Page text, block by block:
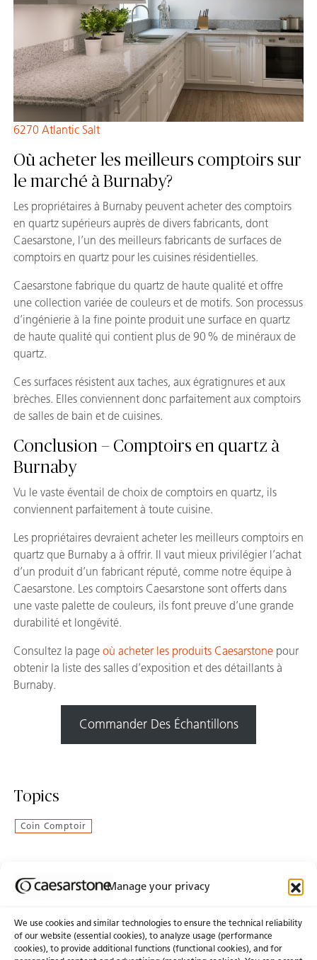
Manage your privacy
We use cookies and similar technologies to ensure the technical reliability
of our website (essential cookies), to analyze usage (performance
cookies), to provide additional functions (functional cookies), and for
6270 Atlantic Salt
Où acheter les meilleurs comptoirs sur
le marché à Burnaby?
Les propriétaires à Burnaby peuvent acheter des comptoirs
en quartz supérieurs auprès de divers fabricants, dont
Caesarstone, l’un des meilleurs fabricants de surfaces de
comptoirs en quartz pour les cuisines résidentielles.
Caesarstone fabrique du quartz de haute qualité et offre
une collection variée de couleurs et de motifs. Son processus
d’ingénierie à la fine pointe produit une surface en quartz
de haute qualité qui contient plus de 90 % de minéraux de
quartz.
Ces surfaces résistent aux taches, aux égratignures et aux
brèches. Elles conviennent donc parfaitement aux comptoirs
de salles de bain et de cuisines.
Conclusion – Comptoirs en quartz à
Burnaby
Vu le vaste éventail de choix de comptoirs en quartz, ils
conviennent parfaitement à toute cuisine.
Les propriétaires devraient acheter les meilleurs comptoirs en
quartz que Burnaby a à offrir. Il vaut mieux privilégier l’achat
d’un produit d’un fabricant réputé, comme notre équipe à
Caesarstone. Les comptoirs Caesarstone sont offerts dans
une vaste palette de couleurs, ils font preuve d’une grande
durabilité et longévité.
Consultez la page où acheter les produits Caesarstone pour
obtenir la liste des salles d’exposition et des détaillants à
Burnaby.
Commander Des Échantillons
Topics
Coin Comptoir
Abonnez-Vous À Notre Infolettre
À propos de nous Certifications